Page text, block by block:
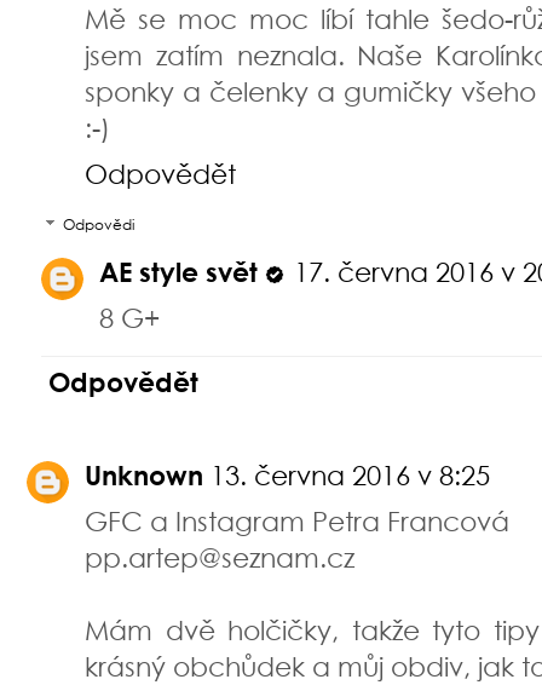
Mě se moc moc líbí tahle šedo-
jsem zatím neznala. Naše
sponky a čelenky a gumičky
:-)
Odpovědět
Odpovědi
AE style svět
17. června 2016 v
8 G+
Odpovědět
Unknown 13. června 2016 v 8:25
GFC a Instagram Petra Francová
pp.artep@seznam.cz
Mám dvě holčičky, takže tyto
krásný obchůdek a můj obdiv, jak